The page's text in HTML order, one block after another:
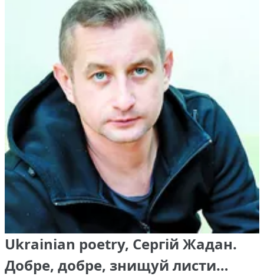
Ukrainian poetry, Сергій Жадан.
Добре, добре, знищуй листи…